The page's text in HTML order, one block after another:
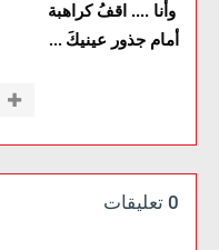
وأنا .... اقفُ كراهبة
أمام جذور عينيكَ ...
0 تعليقات